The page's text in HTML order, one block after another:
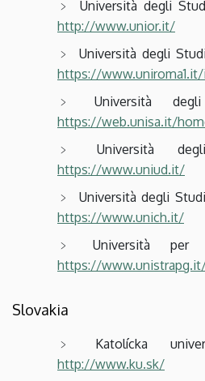
Università degli
http://www.unior.it/
Università degli
https://
Università
https://web.unisa.it/
Università
https://www.uniud.it/
Università degli
https://www.unich.it/
Università per
https://
Slovakia
Katolícka
http://www.ku.sk/